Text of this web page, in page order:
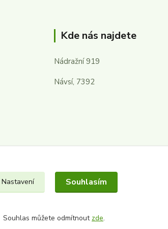
Kde nás najdete
Nádražní 919
Návsí, 7392
Nastavení Souhlasím
Souhlas můžete odmítnout zde.